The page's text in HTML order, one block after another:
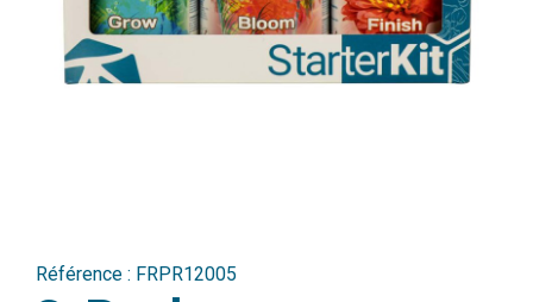
Référence : FRPR12005